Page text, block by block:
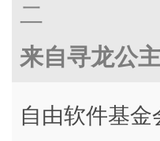
二
来自寻龙公
自由软件基